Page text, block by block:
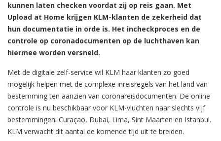
kunnen laten checken voordat zij op reis gaan. Met
Upload at Home krijgen KLM-klanten de zekerheid dat
hun documentatie in orde is. Het incheckproces en de
controle op coronadocumenten op de luchthaven kan
hiermee worden versneld.
Met de digitale zelf-service wil KLM haar klanten zo goed
mogelijk helpen met de complexe inreisregels van het land van
bestemming ten aanzien van coronareisdocumenten. De online
controle is nu beschikbaar voor KLM-vluchten naar slechts vijf
bestemmingen: Curaçao, Dubai, Lima, Sint Maarten en Istanbul.
KLM verwacht dit aantal de komende tijd uit te breiden.